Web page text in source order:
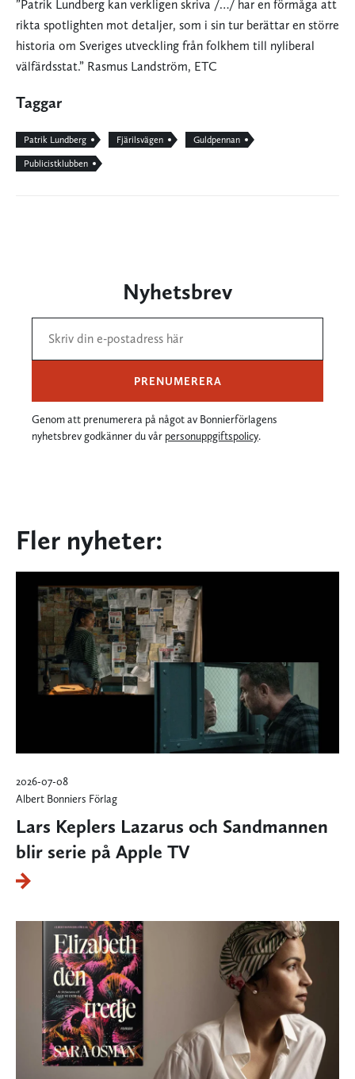
”Patrik Lundberg kan verkligen skriva /…/ har en förmåga att
rikta spotlighten mot detaljer, som i sin tur berättar en större
historia om Sveriges utveckling från folkhem till nyliberal
välfärdsstat.” Rasmus Landström, ETC
Taggar
Patrik Lundberg Fjärilsvägen Guldpennan
Publicistklubben
Nyhetsbrev
PRENUMERERA
Genom att prenumerera på något av Bonnierförlagens
nyhetsbrev godkänner du vår personuppgiftspolicy.
Fler nyheter:
2026-07-08
Albert Bonniers Förlag
Lars Keplers Lazarus och Sandmannen
blir serie på Apple TV